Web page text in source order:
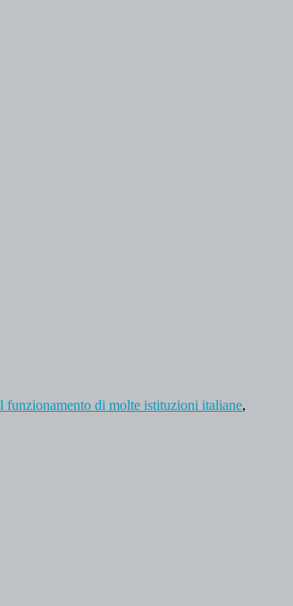
funzionamento di molte istituzioni italiane,